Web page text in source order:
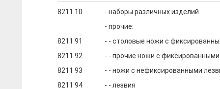
8211 10
- наборы различных изделий
- прочие:
8211 91
- - столовые ножи с
8211 92
- - прочие ножи с
8211 93
- - ножи с нефиксированными
8211 94
- - лезвия